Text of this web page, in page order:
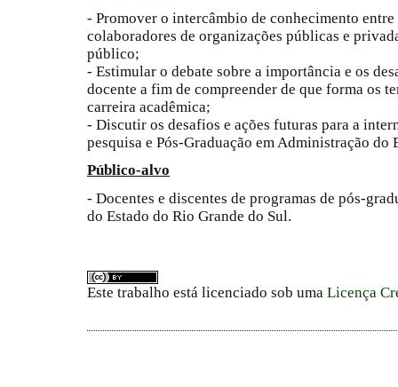
- Promover o intercâmbio de conhecimento entre
colaboradores de organizações públicas e
público;
- Estimular o debate sobre a importância e os
docente a fim de compreender de que forma os
carreira acadêmica;
- Discutir os desafios e ações futuras para a
pesquisa e Pós-Graduação em Administração do
Público-alvo
- Docentes e discentes de programas de pós-
do Estado do Rio Grande do Sul.
Este trabalho está licenciado sob uma Licença